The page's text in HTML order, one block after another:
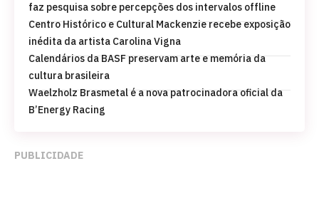
faz pesquisa sobre percepções dos intervalos offline
Centro Histórico e Cultural Mackenzie recebe exposição
inédita da artista Carolina Vigna
Calendários da BASF preservam arte e memória da
cultura brasileira
Waelzholz Brasmetal é a nova patrocinadora oficial da
B’Energy Racing
PUBLICIDADE